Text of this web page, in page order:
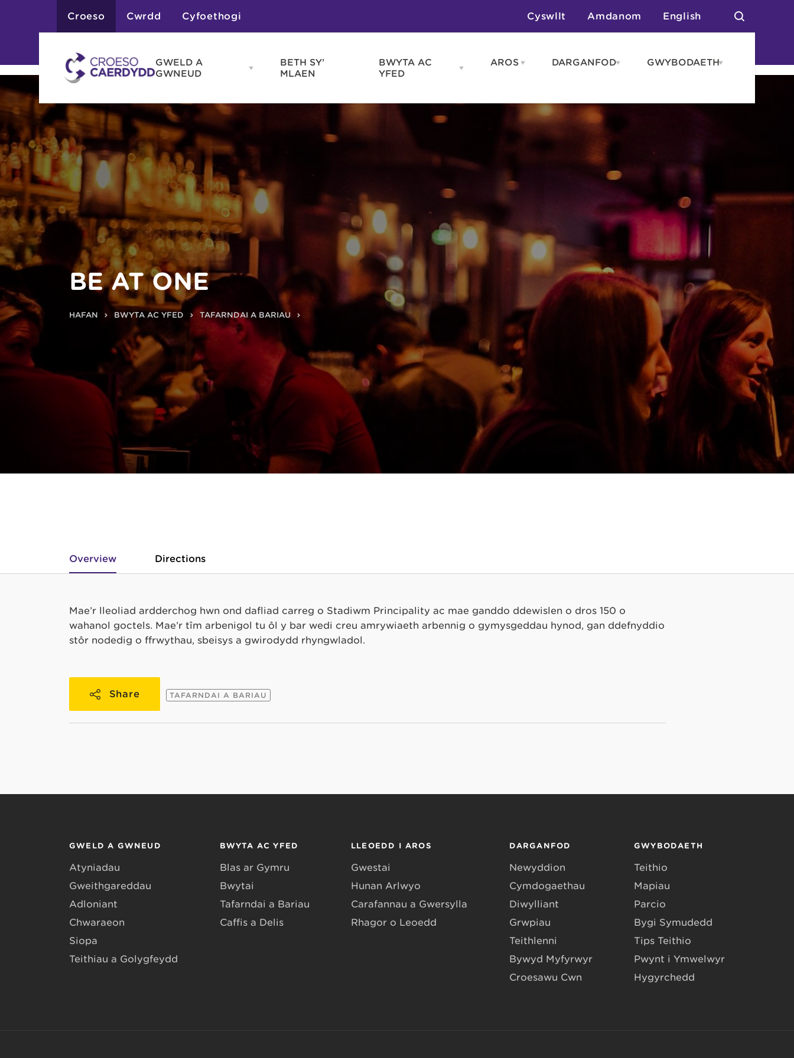
Croeso Cwrdd Cyfoethogi Cyswllt Amdanom English
GWELD A
GWNEUD
Open
GWNEUD
Atyniadau
Gweithgareddau
Adloniant
Chwaraeon
Siopa
Teithiau a Golygfeydd
BETH SY’
MLAEN
BWYTA AC
YFED
Open
YFED
Blas ar Gymru
AROS Open
Gwestai
Hunan Arlwyo
Carafanau a Gwersylla
DARGANFODOpen
GWYBODAETHOpen
BE AT ONE
HAFAN BWYTA AC YFED TAFARNDAI A BARIAU
Overview Directions
Mae’r lleoliad ardderchog hwn ond dafliad carreg o Stadiwm Principality ac mae ganddo ddewislen o dros 150 o
wahanol goctels. Mae’r tîm arbenigol tu ôl y bar wedi creu amrywiaeth arbennig o gymysgeddau hynod, gan ddefnyddio
stôr nodedig o ffrwythau, sbeisys a gwirodydd rhyngwladol.
Share TAFARNDAI A BARIAU
GWELD A GWNEUD
Atyniadau
Gweithgareddau
Adloniant
Chwaraeon
Siopa
Teithiau a Golygfeydd
BWYTA AC YFED
Blas ar Gymru
Bwytai
Tafarndai a Bariau
Caffis a Delis
LLEOEDD I AROS
Gwestai
Hunan Arlwyo
Carafannau a Gwersylla
Rhagor o Leoedd
DARGANFOD
Newyddion
Cymdogaethau
Diwylliant
Grwpiau
Teithlenni
Bywyd Myfyrwyr
Croesawu Cŵn
GWYBODAETH
Teithio
Mapiau
Parcio
Bygi Symudedd
Tips Teithio
Pwynt i Ymwelwyr
Hygyrchedd